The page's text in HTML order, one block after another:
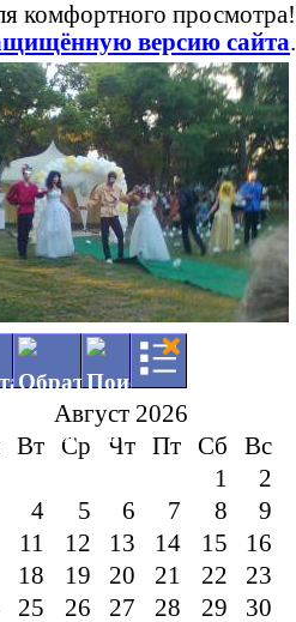
комфортного просмотра!
версию сайта.
◄ ►
Август 2026
Вт Ср Чт Пт Сб
Вс
1
2
4 5 6 7 8
9
11 12 13 14 15
16
18 19 20 21 22
23
25 26 27 28 29
30